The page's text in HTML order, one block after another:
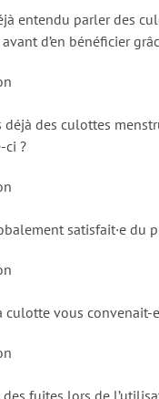
entendu parler des
d’en bénéficier
déjà des culottes
ci ?
satisfait·e du
culotte vous convenait-